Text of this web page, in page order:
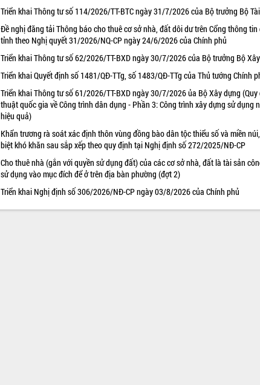
Triển khai Thông tư số 114/2026/TT-BTC ngày 31/7/2026 của Bộ trưởng Bộ
Đề nghị đăng tải Thông báo cho thuê cơ sở nhà, đất dôi dư trên Cổng thông tin
tỉnh theo Nghị quyết 31/2026/NQ-CP ngày 24/6/2026 của Chính phủ
Triển khai Thông tư số 62/2026/TT-BXD ngày 30/7/2026 của Bộ trưởng Bộ
Triển khai Quyết định số 1481/QĐ-TTg, số 1483/QĐ-TTg của Thủ tướng Chính
Triển khai Thông tư số 61/2026/TT-BXD ngày 30/7/2026 ủa Bộ Xây dựng (Quy
thuật quốc gia về Công trình dân dụng - Phần 3: Công trình xây dựng sử dụng
hiệu quả)
Khẩn trương rà soát xác định thôn vùng đồng bào dân tộc thiểu số và miền
biệt khó khăn sau sắp xếp theo quy định tại Nghị định số 272/2025/NĐ-CP
Cho thuê nhà (gắn với quyền sử dụng đất) của các cơ sở nhà, đất là tài sản
sử dụng vào mục đích để ở trên địa bàn phường (đợt 2)
Triển khai Nghị định số 306/2026/NĐ-CP ngày 03/8/2026 của Chính phủ